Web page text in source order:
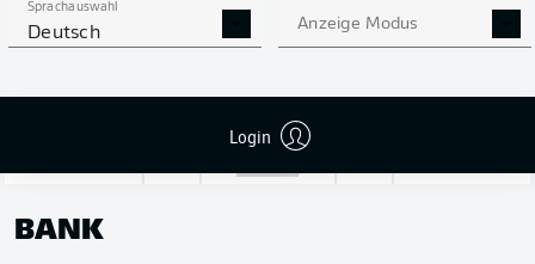
Sprachauswahl
Deutsch Anzeige Modus
Login
BANK